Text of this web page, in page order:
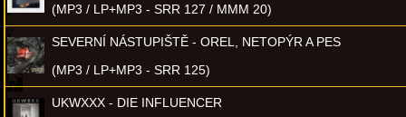
(MP3 / LP+MP3 - SRR 127 / MMM 20)
SEVERNÍ NÁSTUPIŠTĚ - OREL, NETOPÝR A PES
(MP3 / LP+MP3 - SRR 125)
UKWXXX - DIE INFLUENCER